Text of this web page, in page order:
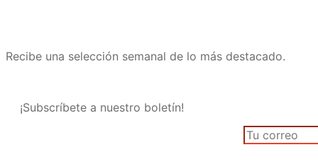
Recibe una selección semanal de lo más destacado.
¡Subscríbete a nuestro boletín!